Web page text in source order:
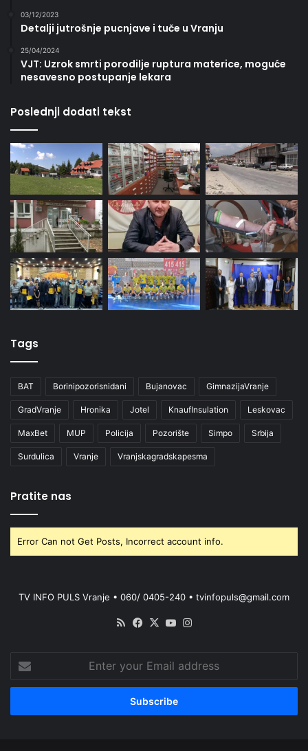
03/12/2023
Detalji jutrošnje pucnjave i tuče u Vranju
25/04/2024
VJT: Uzrok smrti porodilje ruptura materice, moguće
nesavesno postupanje lekara
Poslednji dodati tekst
Tags
BAT Borinipozorisnidani Bujanovac GimnazijaVranje
GradVranje Hronika Jotel KnaufInsulation Leskovac
MaxBet MUP Policija Pozorište Simpo Srbija
Surdulica Vranje Vranjskagradskapesma
Pratite nas
Error Can not Get Posts, Incorrect account info.
TV INFO PULS Vranje • 060/ 0405-240 • tvinfopuls@gmail.com
RSS Facebook
X YouTube
your
Email